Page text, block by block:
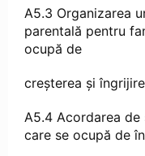
A5.3 Organizarea
parentală pentru
ocupă de
creșterea și
A5.4 Acordarea
care se ocupă de